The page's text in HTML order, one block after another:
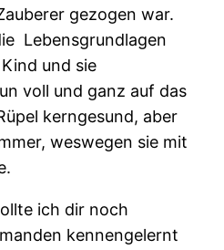
gezogen war.
Lebensgrundlagen
und sie
voll und ganz auf das
kerngesund, aber
weswegen sie mit
ich dir noch
kennengelernt